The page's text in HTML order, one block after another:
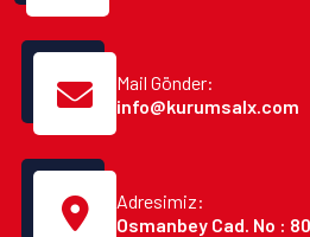
Mail Gönder:
info@kurumsalx.com
Adresimiz:
Osmanbey Cad. No :